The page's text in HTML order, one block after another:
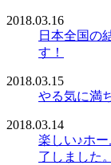
2018.03.16
日本全国の
す！
2018.03.15
やる気に満
2018.03.14
楽しい♪ホ
了しました。